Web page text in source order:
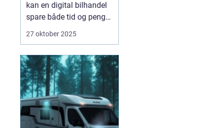
kan en digital bilhandel
spare både tid og penge.
Mange danskere finder i
stort, priserne er
gennemsigtige, og
processen er blevet mere
sikker. Nø...
27 oktober 2025